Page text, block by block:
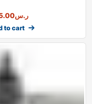
ر.س
to cart